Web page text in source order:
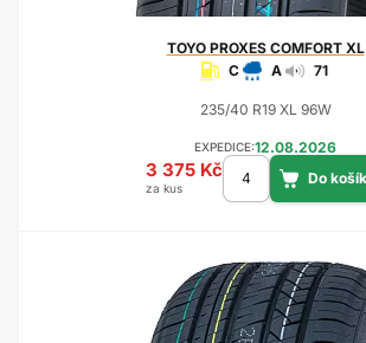
TOYOPROXES COMFORT XL
C
A 71
235/40 R19 XL 96W
EXPEDICE:12.08.2026
3 375 Kč
za kus